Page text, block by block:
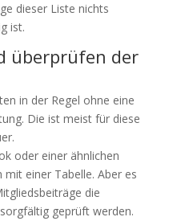
dieser Liste nichts
ist.
überprüfen der
in der Regel ohne eine
Die ist meist für diese
oder einer ähnlichen
einer Tabelle. Aber es
die
geprüft werden.